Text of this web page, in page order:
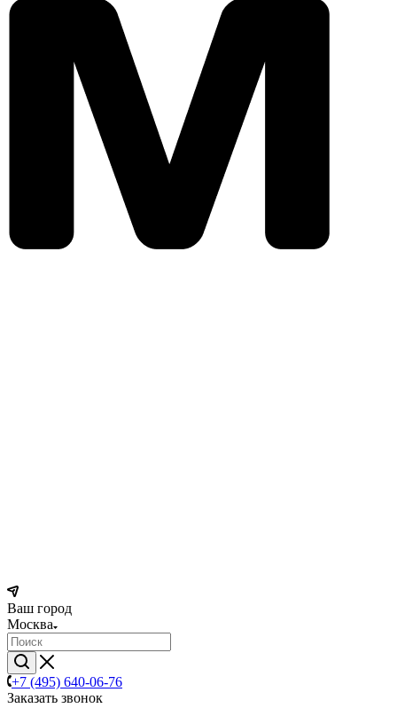
Ваш город
Москва
+7 (495) 640-06-76
Заказать звонок